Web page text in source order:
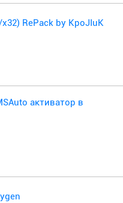
RePack by KpoJIuK
активатор в